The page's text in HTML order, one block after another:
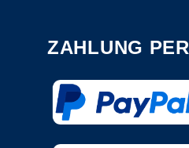
ZAHLUNG PER